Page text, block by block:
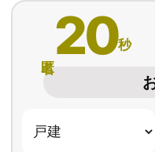
20秒